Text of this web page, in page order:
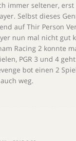
immer seltener, erst
Selbst dieses
auf Thir Person
nun mal nicht gut
Racing 2 konnte
PGR 3 und 4
bot einen 2
weg.